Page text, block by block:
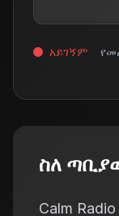
አይገኝም
ስለ
Calm